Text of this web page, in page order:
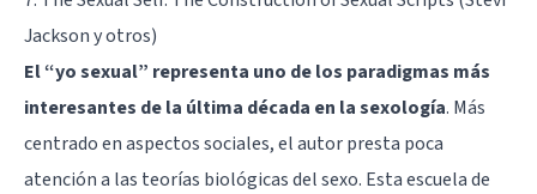
Jackson y otros)
El “yo sexual” representa uno de los paradigmas más
interesantes de la última década en la sexología. Más
centrado en aspectos sociales, el autor presta poca
atención a las teorías biológicas del sexo. Esta escuela de